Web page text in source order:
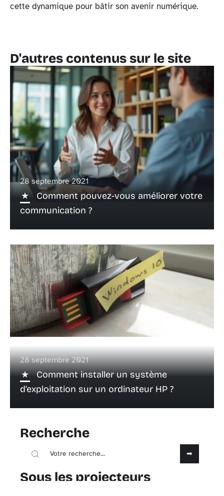
cette dynamique pour bâtir son avenir numérique.
D'autres contenus sur le site
28 septembre 2021
Comment pouvez-vous améliorer votre
communication ?
28 septembre 2021
Comment installer un système
d’exploitation sur un ordinateur HP ?
Recherche
Sous les projecteurs